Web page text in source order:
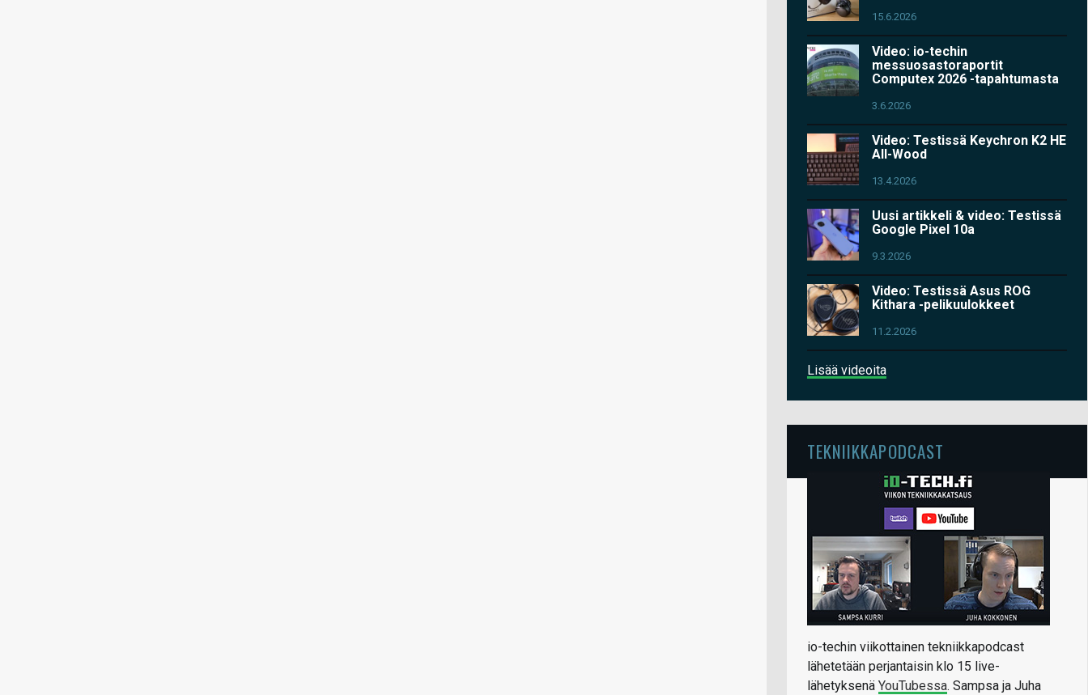
15.6.2026
Video: io-techin
messuosastoraportit
Computex 2026 -tapahtumasta
3.6.2026
Video: Testissä Keychron K2 HE
All-Wood
13.4.2026
Uusi artikkeli & video: Testissä
Google Pixel 10a
9.3.2026
Video: Testissä Asus ROG
Kithara -pelikuulokkeet
11.2.2026
Lisää videoita
TEKNIIKKAPODCAST
io-techin viikottainen tekniikkapodcast
lähetetään perjantaisin klo 15 live-
lähetyksenä YouTubessa. Sampsa ja Juha